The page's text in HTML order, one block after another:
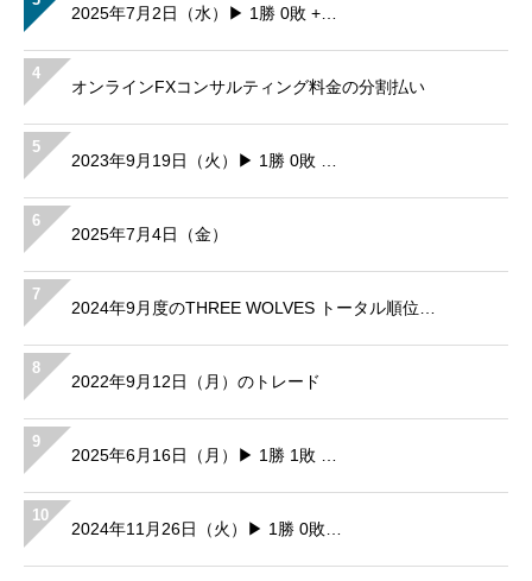
2025年7月2日（水）▶ 1勝 0敗 +…
4
オンラインFXコンサルティング料金の分割払い
5
2023年9月19日（火）▶ 1勝 0敗 …
6
2025年7月4日（金）
7
2024年9月度のTHREE WOLVES トータル順位…
8
2022年9月12日（月）のトレード
9
2025年6月16日（月）▶ 1勝 1敗 …
10
2024年11月26日（火）▶ 1勝 0敗…